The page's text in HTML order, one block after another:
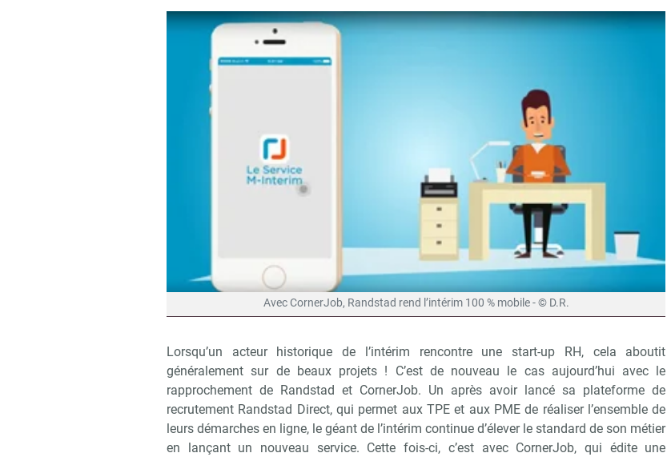
Avec CornerJob, Randstad rend l’intérim 100 % mobile - © D.R.
Lorsqu’un acteur historique de l’intérim rencontre une start-up RH, cela aboutit
généralement sur de beaux projets ! C’est de nouveau le cas aujourd’hui avec le
rapprochement de Randstad et CornerJob. Un après avoir lancé sa plateforme de
recrutement Randstad Direct, qui permet aux TPE et aux PME de réaliser l’ensemble de
leurs démarches en ligne, le géant de l’intérim continue d’élever le standard de son métier
en lançant un nouveau service. Cette fois-ci, c’est avec CornerJob, qui édite une